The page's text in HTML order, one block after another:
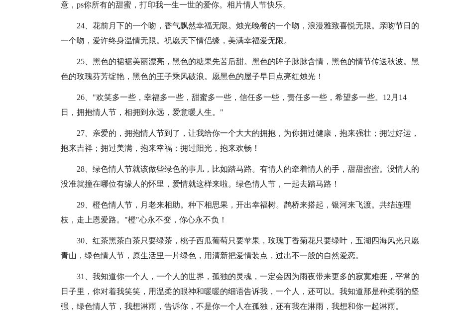
意，ps你所有的甜蜜，打印我一生一世的爱你。相片情人节快乐。
24、花前月下的一个吻，香气飘然幸福无限。烛光晚餐的一个吻，浪漫雅致喜悦无限。亲吻节日的
一个吻，爱许终身温情无限。祝愿天下情侣缘，美满幸福爱无限。
25、黑色的裙裾美丽漂亮，黑色的糖果先苦后甜。黑色的眸子脉脉含情，黑色的情节传送秋波。黑
色的玫瑰芬芳绽艳，黑色的王子乘风破浪。愿黑色的屋子早日点亮红烛光！
26、"欢笑多一些，幸福多一些，甜蜜多一些，信任多一些，责任多一些，希望多一些。12月14
日，拥抱情人节，相拥到永远，爱意暖人生。"
27、亲爱的，拥抱情人节到了，让我给你一个大大的拥抱，为你拥过健康，抱来强壮；拥过好运，
抱来吉祥；拥过美满，抱来幸福；拥过阳光，抱来欢畅！
28、绿色情人节就该做些绿色的事儿，比如踏马路。有情人的牵着情人的手，甜甜蜜蜜。没情人的
没准就撞在哪位有缘人的怀里，爱情就这样来啦。绿色情人节，一起去踏马路！
29、橙色情人节，月老来相助。种下相思果，开出幸福树。鹊桥来搭起，银河来飞渡。共结连理
枝，走上恩爱路。"橙"心永不变，你心永不负！
30、红茶黑茶白茶只要绿茶，桃子西瓜葡萄只要苹果，玫瑰丁香菊花只要绿叶，五湖四海风光只愿
青山，绿色情人节，原生活里一片绿色，用清新把爱情装点，过出不一般的自然爱恋。
31、我知道你一个人，一个人的世界，孤独的灵魂，一定会因为雨夜带来更多的寂寞难捱，平常的
日子里，你对着我笑笑，用温柔的眼神和暖暖的细语告诉我，一个人，还可以。我知道那是种柔弱的坚
强，绿色情人节，我想淋雨，告诉你，不是你一个人在孤独，还有我在淋雨，我想和你一起淋雨。